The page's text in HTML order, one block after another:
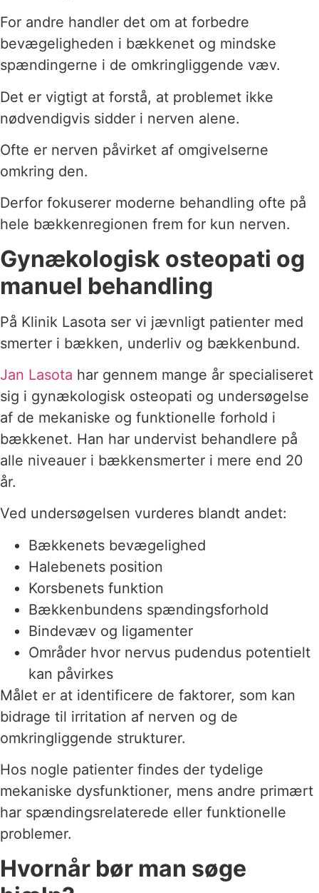
For andre handler det om at forbedre
bevægeligheden i bækkenet og mindske
spændingerne i de omkringliggende væv.
Det er vigtigt at forstå, at problemet ikke
nødvendigvis sidder i nerven alene.
Ofte er nerven påvirket af omgivelserne
omkring den.
Derfor fokuserer moderne behandling ofte på
hele bækkenregionen frem for kun nerven.
Gynækologisk osteopati og
manuel behandling
På Klinik Lasota ser vi jævnligt patienter med
smerter i bækken, underliv og bækkenbund.
Jan Lasota har gennem mange år specialiseret
sig i gynækologisk osteopati og undersøgelse
af de mekaniske og funktionelle forhold i
bækkenet. Han har undervist behandlere på
alle niveauer i bækkensmerter i mere end 20
år.
Ved undersøgelsen vurderes blandt andet:
Bækkenets bevægelighed
Halebenets position
Korsbenets funktion
Bækkenbundens spændingsforhold
Bindevæv og ligamenter
Områder hvor nervus pudendus potentielt
kan påvirkes
Målet er at identificere de faktorer, som kan
bidrage til irritation af nerven og de
omkringliggende strukturer.
Hos nogle patienter findes der tydelige
mekaniske dysfunktioner, mens andre primært
har spændingsrelaterede eller funktionelle
problemer.
Hvornår bør man søge